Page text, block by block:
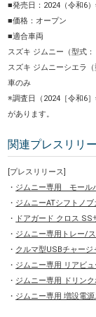
■発売日：2024（令和6
■価格：オープン
■適合車両
スズキ ジムニー（型式
スズキ ジムニーシエラ
車のみ
※調査日（2024［令和6
があります。
関連プレスリリ
[プレスリリース]
・ ジムニー専用 モール
・ ジムニーATシフトノブ
・
ドアガード クロス SS
・ ジムニー専用トレー/
・ クルマ型USBチャージ
・ ジムニー専用 リアビ
・ ジムニー専用 ドリン
・ ジムニー専用 増設電